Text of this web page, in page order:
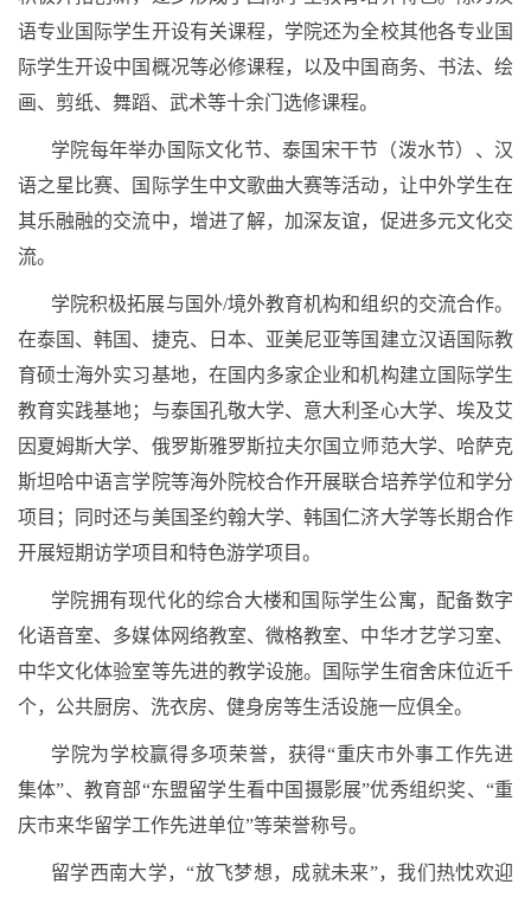
语专业国际学生开设有关课程，学院还为全校其他各专业国
际学生开设中国概况等必修课程，以及中国商务、书法、绘
画、剪纸、舞蹈、武术等十余门选修课程。
学院每年举办国际文化节、泰国宋干节（泼水节）、汉
语之星比赛、国际学生中文歌曲大赛等活动，让中外学生在
其乐融融的交流中，增进了解，加深友谊，促进多元文化交
流。
学院积极拓展与国外/境外教育机构和组织的交流合作。
在泰国、韩国、捷克、日本、亚美尼亚等国建立汉语国际教
育硕士海外实习基地，在国内多家企业和机构建立国际学生
教育实践基地；与泰国孔敬大学、意大利圣心大学、埃及艾
因夏姆斯大学、俄罗斯雅罗斯拉夫尔国立师范大学、哈萨克
斯坦哈中语言学院等海外院校合作开展联合培养学位和学分
项目；同时还与美国圣约翰大学、韩国仁济大学等长期合作
开展短期访学项目和特色游学项目。
学院拥有现代化的综合大楼和国际学生公寓，配备数字
化语音室、多媒体网络教室、微格教室、中华才艺学习室、
中华文化体验室等先进的教学设施。国际学生宿舍床位近千
个，公共厨房、洗衣房、健身房等生活设施一应俱全。
学院为学校赢得多项荣誉，获得“重庆市外事工作先进
集体”、教育部“东盟留学生看中国摄影展”优秀组织奖、“重
庆市来华留学工作先进单位”等荣誉称号。
留学西南大学，“放飞梦想，成就未来”，我们热忱欢迎